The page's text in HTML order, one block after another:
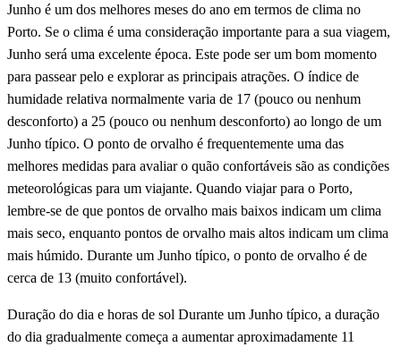
Junho é um dos melhores meses do ano em termos de clima no
Porto. Se o clima é uma consideração importante para a sua viagem,
Junho será uma excelente época. Este pode ser um bom momento
para passear pelo e explorar as principais atrações. O índice de
humidade relativa normalmente varia de 17 (pouco ou nenhum
desconforto) a 25 (pouco ou nenhum desconforto) ao longo de um
Junho típico. O ponto de orvalho é frequentemente uma das
melhores medidas para avaliar o quão confortáveis são as condições
meteorológicas para um viajante. Quando viajar para o Porto,
lembre-se de que pontos de orvalho mais baixos indicam um clima
mais seco, enquanto pontos de orvalho mais altos indicam um clima
mais húmido. Durante um Junho típico, o ponto de orvalho é de
cerca de 13 (muito confortável).
Duração do dia e horas de sol Durante um Junho típico, a duração
do dia gradualmente começa a aumentar aproximadamente 11